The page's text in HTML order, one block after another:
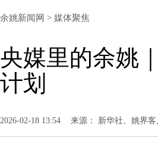
余姚新闻网 > 媒体聚焦
央媒里的余姚
计划
2026-02-18 13:54 来源： 新华社、姚界客